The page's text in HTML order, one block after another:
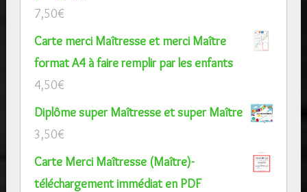
7,50€
Carte merci Maîtresse et merci Maître
format A4 à faire remplir par les enfants
4,50€
Diplôme super Maîtresse et super Maître
3,50€
Carte Merci Maîtresse (Maître)-
téléchargement immédiat en PDF